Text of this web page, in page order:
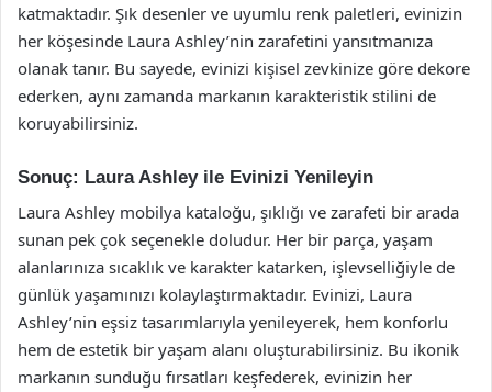
katmaktadır. Şık desenler ve uyumlu renk paletleri, evinizin
her köşesinde Laura Ashley’nin zarafetini yansıtmanıza
olanak tanır. Bu sayede, evinizi kişisel zevkinize göre dekore
ederken, aynı zamanda markanın karakteristik stilini de
koruyabilirsiniz.
Sonuç: Laura Ashley ile Evinizi Yenileyin
Laura Ashley mobilya kataloğu, şıklığı ve zarafeti bir arada
sunan pek çok seçenekle doludur. Her bir parça, yaşam
alanlarınıza sıcaklık ve karakter katarken, işlevselliğiyle de
günlük yaşamınızı kolaylaştırmaktadır. Evinizi, Laura
Ashley’nin eşsiz tasarımlarıyla yenileyerek, hem konforlu
hem de estetik bir yaşam alanı oluşturabilirsiniz. Bu ikonik
markanın sunduğu fırsatları keşfederek, evinizin her